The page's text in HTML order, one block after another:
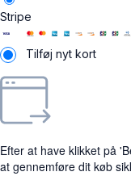
Stripe
Tilføj nyt kort
Efter at have klikket på
at gennemføre dit køb